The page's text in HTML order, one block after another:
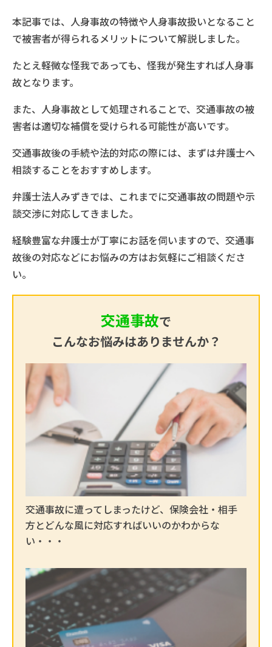
本記事では、人身事故の特徴や人身事故扱いとなること
で被害者が得られるメリットについて解説しました。
たとえ軽微な怪我であっても、怪我が発生すれば人身事
故となります。
また、人身事故として処理されることで、交通事故の被
害者は適切な補償を受けられる可能性が高いです。
交通事故後の手続や法的対応の際には、まずは弁護士へ
相談することをおすすめします。
弁護士法人みずきでは、これまでに交通事故の問題や示
談交渉に対応してきました。
経験豊富な弁護士が丁寧にお話を伺いますので、交通事
故後の対応などにお悩みの方はお気軽にご相談くださ
い。
交通事故で
こんなお悩みはありませんか？
交通事故に遭ってしまったけど、保険会社・相手
方とどんな風に対応すればいいのかわからな
い・・・